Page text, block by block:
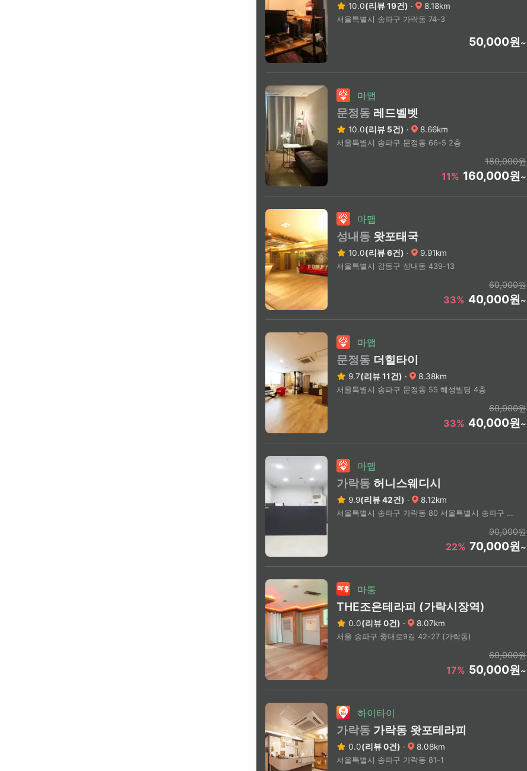
10.0(리뷰 19건) · 8.18km
서울특별시 송파구 가락동 74-3
50,000원~
마맵
문정동 레드벨벳
10.0(리뷰 5건) · 8.66km
서울특별시 송파구 문정동 66-5 2층
180,000원
11% 160,000원~
마맵
성내동 왓포태국
10.0(리뷰 6건) · 9.91km
서울특별시 강동구 성내동 439-13
60,000원
33% 40,000원~
마맵
문정동 더힐타이
9.7(리뷰 11건) · 8.38km
서울특별시 송파구 문정동 55 혜성빌딩 4층
60,000원
33% 40,000원~
마맵
가락동 허니스웨디시
9.9(리뷰 42건) · 8.12km
서울특별시 송파구 가락동 80 서울특별시 송파구 가락동 80 2층
90,000원
22% 70,000원~
마통
THE조은테라피 (가락시장역)
0.0(리뷰 0건) · 8.07km
서울 송파구 중대로9길 42-27 (가락동)
60,000원
17% 50,000원~
하이타이
가락동 가락동 왓포테라피
0.0(리뷰 0건) · 8.08km
서울특별시 송파구 가락동 81-1